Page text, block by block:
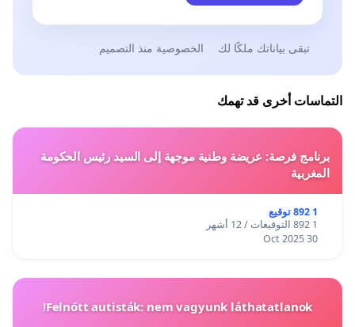
تبقى بياناتك ملكًا لك الخصوصية منذ التصميم
التماسات أخرى قد تهمك
برنامج فرصة: عريضة وطنية موجهة إلى السيد رئيس الحكومة
المغربية
1 892 توقيع
1 892 التوقيعات / 12 أشهر
30 Oct 2025
Felnőtt autisták: nem vagyunk láthatatlanok!